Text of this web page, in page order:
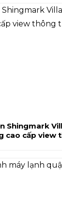
cao cấp view